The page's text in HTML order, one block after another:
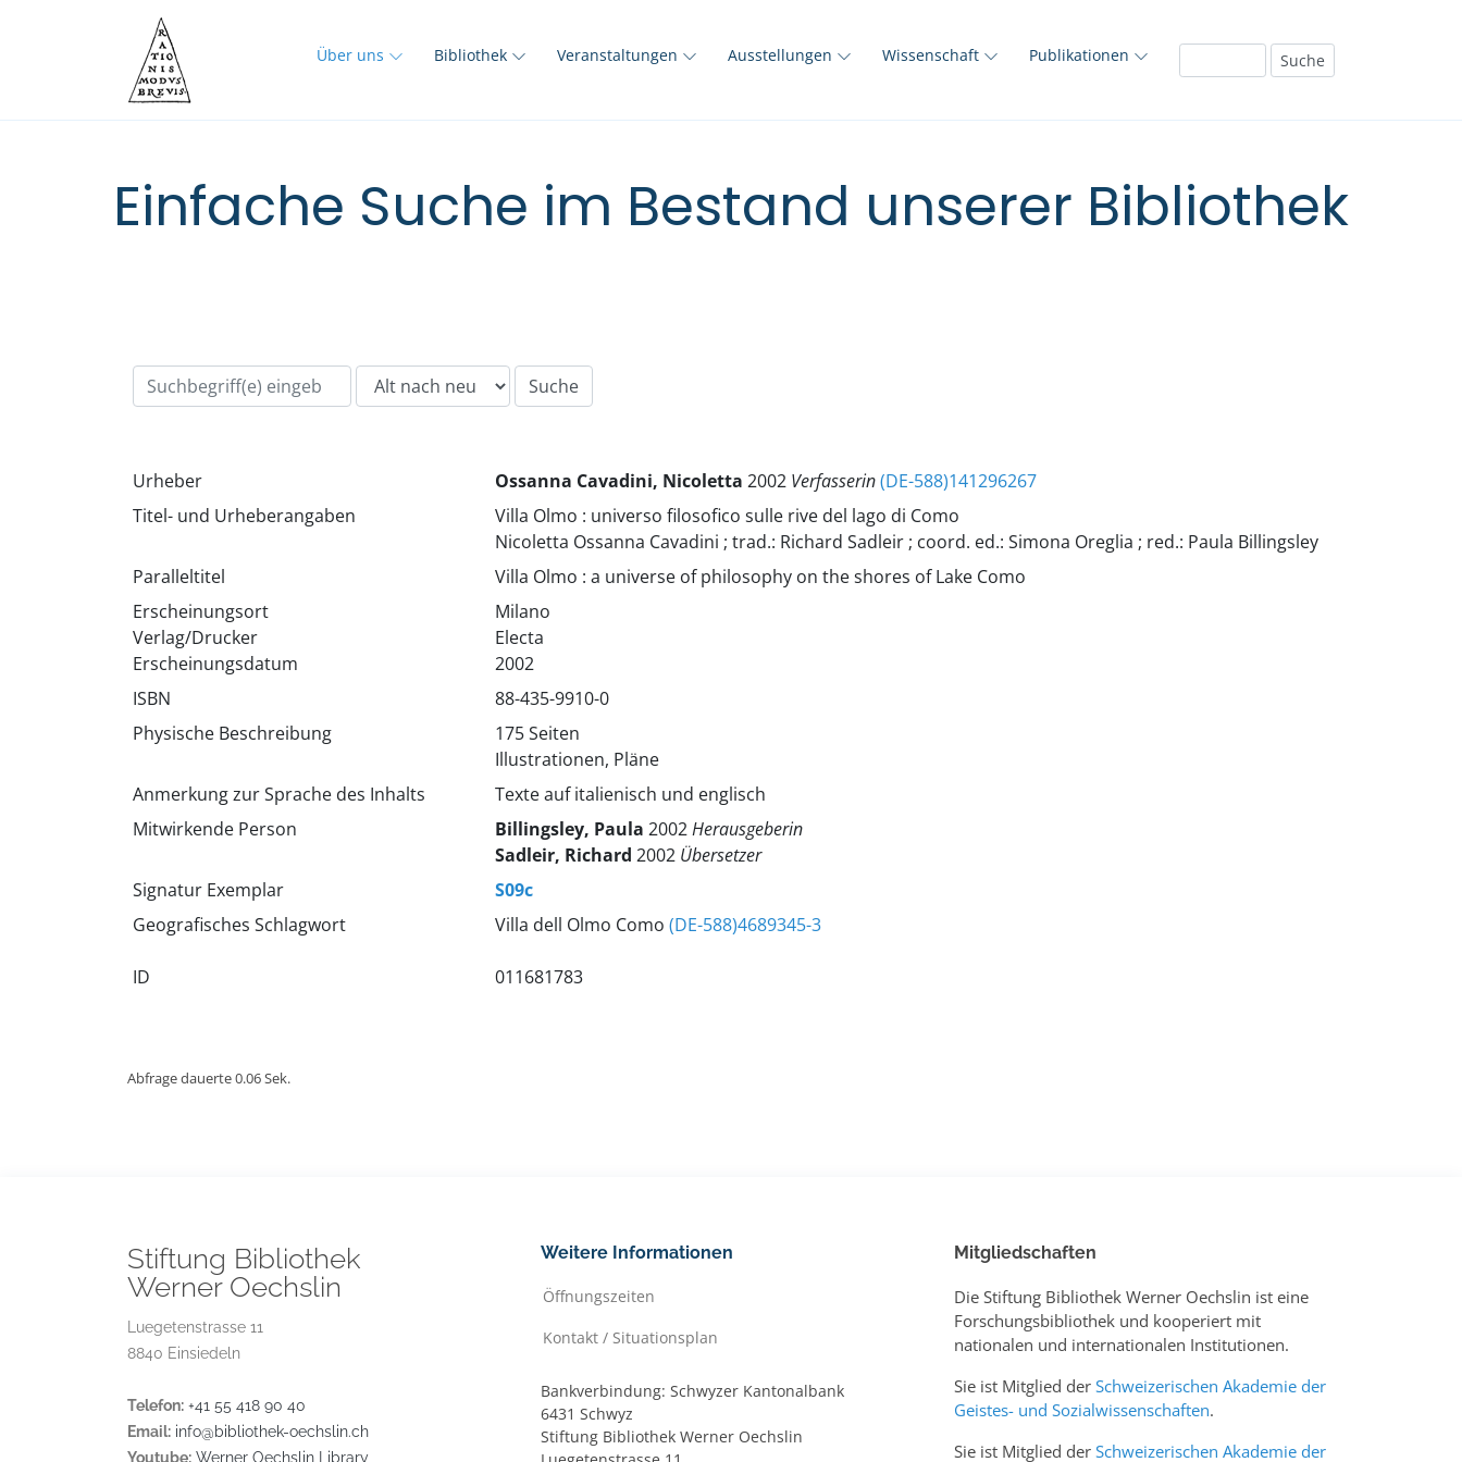
Über uns Bibliothek Veranstaltungen Ausstellungen Wissenschaft Publikationen
Einfache Suche im Bestand unserer Bibliothek
Urheber Ossanna Cavadini, Nicoletta 2002 Verfasserin(DE-588)141296267
Titel- und Urheberangaben
Villa Olmo : universo filosofico sulle rive del lago di Como
Nicoletta Ossanna Cavadini ; trad.: Richard Sadleir ; coord. ed.: Simona Oreglia ; red.: Paula Billingsley
Paralleltitel
Villa Olmo : a universe of philosophy on the shores of Lake Como
Erscheinungsort
Verlag/Drucker
Erscheinungsdatum
Milano
Electa
2002
ISBN
88-435-9910-0
Physische Beschreibung
175 Seiten
Illustrationen, Pläne
Anmerkung zur Sprache des Inhalts
Texte auf italienisch und englisch
Mitwirkende Person
Billingsley, Paula 2002Herausgeberin
Sadleir, Richard 2002 Übersetzer
Signatur Exemplar
S09c
Geografisches Schlagwort
Villa dell Olmo Como (DE-588)4689345-3
ID 011681783
Abfrage dauerte 0.06 Sek.
Stiftung Bibliothek
Werner Oechslin
Luegetenstrasse 11
8840 Einsiedeln
Telefon: +41 55 418 90 40
Email: info@bibliothek-oechslin.ch
Youtube: Werner Oechslin Library
Weitere Informationen
Öffnungszeiten
Kontakt / Situationsplan
Bankverbindung: Schwyzer Kantonalbank
6431 Schwyz
Stiftung Bibliothek Werner Oechslin
Mitgliedschaften
Die Stiftung Bibliothek Werner Oechslin ist eine
Forschungsbibliothek und kooperiert mit
nationalen und internationalen Institutionen.
Sie ist Mitglied der Schweizerischen Akademie der
Geistes- und Sozialwissenschaften.
Sie ist Mitglied der Schweizerischen Akademie der